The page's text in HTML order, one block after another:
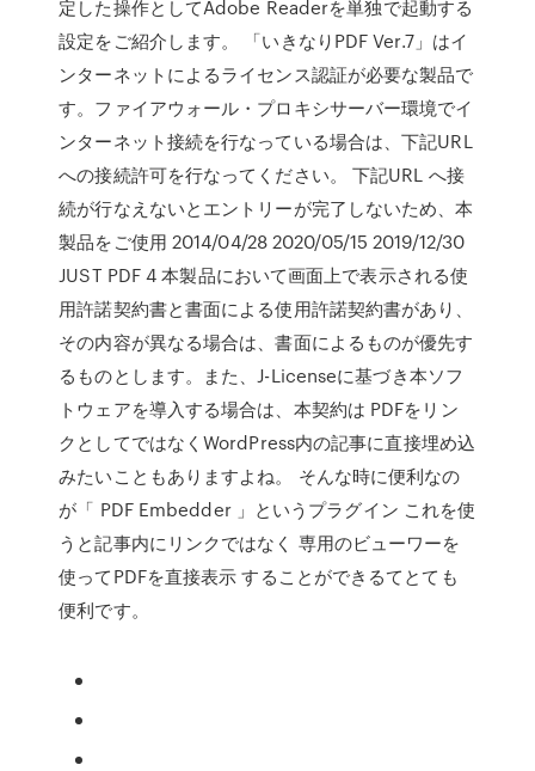
定した操作としてAdobe Readerを単独で起動する
設定をご紹介します。 「いきなりPDF Ver.7」はイ
ンターネットによるライセンス認証が必要な製品で
す。ファイアウォール・プロキシサーバー環境でイ
ンターネット接続を行なっている場合は、下記URL
への接続許可を行なってください。 下記URL へ接
続が行なえないとエントリーが完了しないため、本
製品をご使用 2014/04/28 2020/05/15 2019/12/30
JUST PDF 4 本製品において画面上で表示される使
用許諾契約書と書面による使用許諾契約書があり、
その内容が異なる場合は、書面によるものが優先す
るものとします。また、J-Licenseに基づき本ソフ
トウェアを導入する場合は、本契約は PDFをリン
クとしてではなくWordPress内の記事に直接埋め込
みたいこともありますよね。 そんな時に便利なの
が「 PDF Embedder 」というプラグイン これを使
うと記事内にリンクではなく 専用のビューワーを
使ってPDFを直接表示 することができるてとても
便利です。